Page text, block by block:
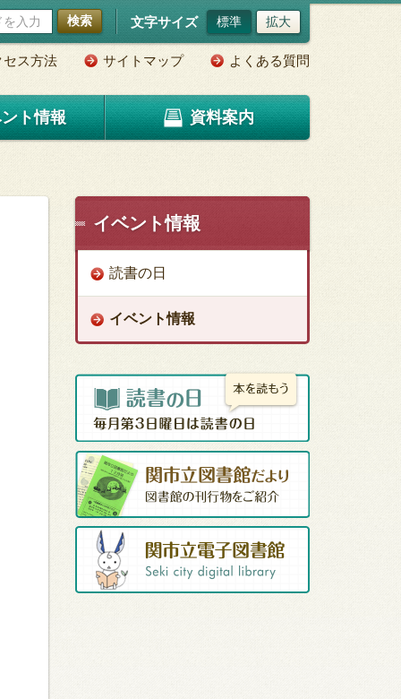
検索 文字サイズ 標準 拡大
セス方法 サイトマップ よくある質問
ト情報 資料案内
イベント情報
読書の日
イベント情報